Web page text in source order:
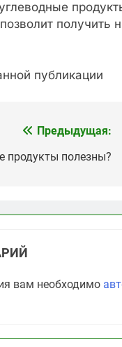
получить
публикации
Предыдущая:
продукты полезны?
вам необходимо